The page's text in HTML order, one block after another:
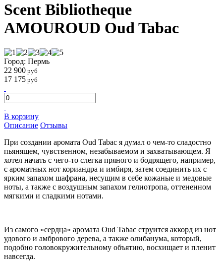
Scent Bibliotheque
AMOUROUD Oud Tabac
Город: Пермь
22 900 руб
17 175 руб
В корзину
Описание Отзывы
При создании аромата Oud Tabac я думал о чем-то сладостно
пьянящем, чувственном, незабываемом и захватывающем. Я
хотел начать с чего-то слегка пряного и бодрящего, например,
с ароматных нот кориандра и имбиря, затем соединить их с
ярким запахом шафрана, несущим в себе кожаные и медовые
ноты, а также с воздушным запахом гелиотропа, оттененном
мягкими и сладкими нотами.
Из самого «сердца» аромата Oud Tabac струится аккорд из нот
удового и амбрового дерева, а также олибанума, который,
подобно головокружительному объятию, восхищает и пленит
навсегда.